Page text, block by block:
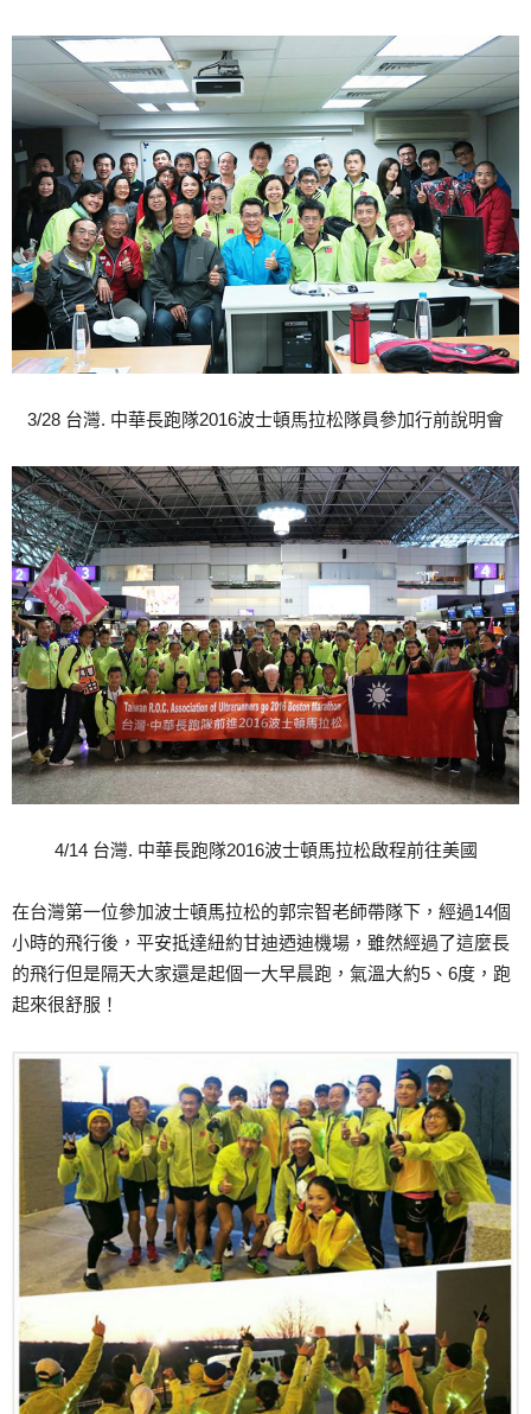
3/28 台灣. 中華長跑隊2016波士頓馬拉松隊員參加行前說明會
4/14 台灣. 中華長跑隊2016波士頓馬拉松啟程前往美國
在台灣第一位參加波士頓馬拉松的郭宗智老師帶隊下，經過14個
小時的飛行後，平安抵達紐約甘迪迺迪機場，雖然經過了這麼長
的飛行但是隔天大家還是起個一大早晨跑，氣溫大約5、6度，跑
起來很舒服！